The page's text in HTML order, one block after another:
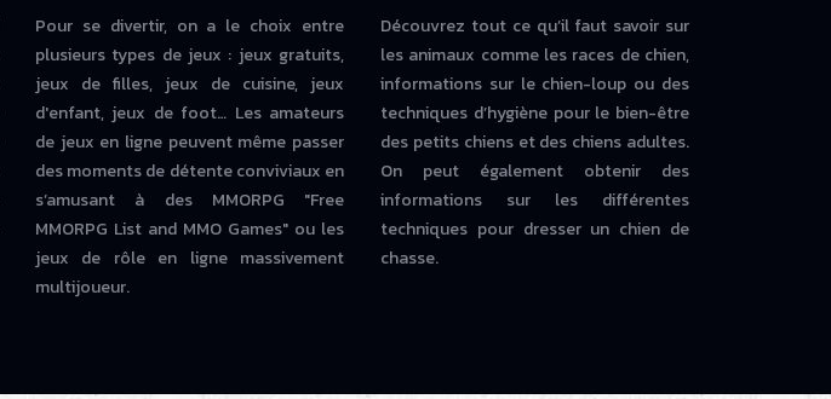
Pour se divertir, on a le choix entre
plusieurs types de jeux : jeux gratuits,
jeux de filles, jeux de cuisine, jeux
d'enfant, jeux de foot… Les amateurs
de jeux en ligne peuvent même passer
des moments de détente conviviaux en
s’amusant à des MMORPG "Free
MMORPG List and MMO Games" ou les
jeux de rôle en ligne massivement
multijoueur.
Découvrez tout ce qu’il faut savoir sur
les animaux comme les races de chien,
informations sur le chien-loup ou des
techniques d’hygiène pour le bien-être
des petits chiens et des chiens adultes.
On peut également obtenir des
informations sur les différentes
techniques pour dresser un chien de
chasse.